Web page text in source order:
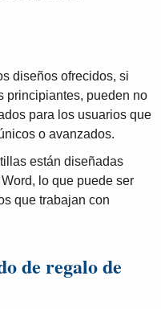
diseños ofrecidos, si
principiantes, pueden no
para los usuarios que
o avanzados.
están diseñadas
lo que puede ser
que trabajan con
de regalo de